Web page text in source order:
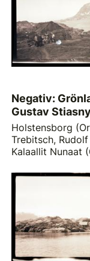
Negativ:
Gustav
Holstensborg
Trebitsch,
Kalaallit Nunaat